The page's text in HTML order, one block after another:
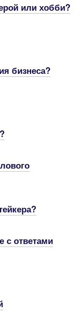
или хобби?
бизнеса?
с ответами